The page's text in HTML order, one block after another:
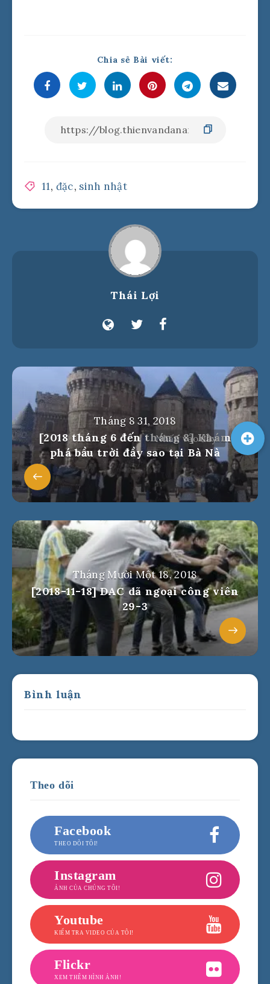
Chia sẻ Bài viết:
11, đặc, sinh nhật
Thái Lợi
Tháng 8 31, 2018
[2018 tháng 6 đến tháng 8] Khám
phá bầu trời đầy sao tại Bà Nà
Tháng Mười Một 18, 2018
[2018-11-18] DAC dã ngoại công viên
29-3
Bình luận
Theo dõi
Facebook
THEO DÕI TÔI!
Instagram
ẢNH CỦA CHÚNG TÔI!
Youtube
KIỂM TRA VIDEO CỦA TÔI!
Flickr
XEM THÊM HÌNH ẢNH!